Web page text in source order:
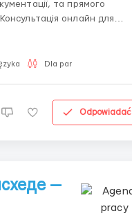
та прямого
Dla par
Odpowiadać
—